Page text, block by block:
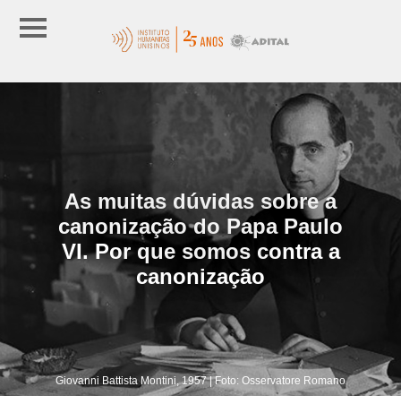
As muitas dúvidas sobre a
canonização do Papa Paulo
VI. Por que somos contra a
canonização
Giovanni Battista Montini, 1957 | Foto: Osservatore Romano